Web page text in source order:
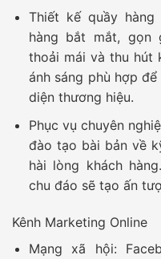
Thiết kế quầy hàng
hàng bắt mắt, gọn
thoải mái và thu hút
ánh sáng phù hợp
diện thương hiệu.
Phục vụ chuyên
đào tạo bài bản về
hài lòng khách
chu đáo sẽ tạo ấn
Kênh Marketing Online
Mạng xã hội: